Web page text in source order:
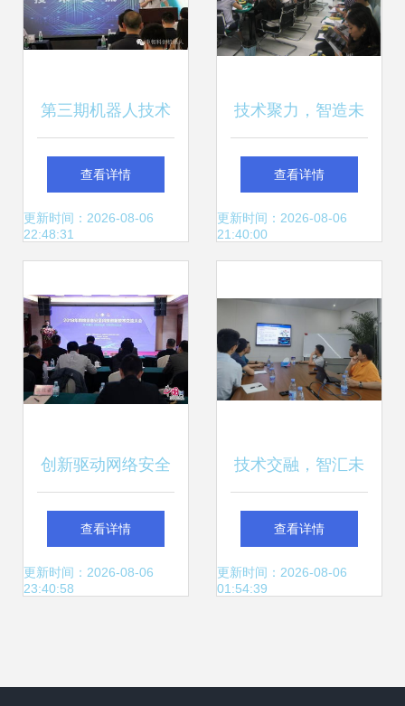
第三期机器人技术
交流会 安防新趋势
与技术创新
查看详情
更新时间：2026-08-06
22:48:31
技术聚力，智造未
来 天辰TCBCI在基
准方中成功举办产
查看详情
更新时间：2026-08-06
21:40:00
创新驱动网络安全
2018网络信息安全
科技创新技术交流
查看详情
更新时间：2026-08-06
23:40:58
技术交融，智汇未
来——日本工程院
外籍院士董勤喜一
查看详情
更新时间：2026-08-06
01:54:39